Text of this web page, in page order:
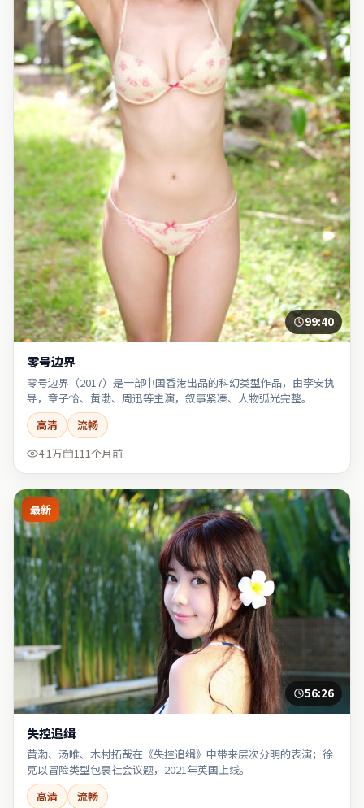
99:40
零号边界
零号边界（2017）是一部中国香港出品的科幻类型作品，由李安执
导，章子怡、黄渤、周迅等主演，叙事紧凑、人物弧光完整。
高清
流畅
4.1万
111个月前
最新
56:26
失控追缉
黄渤、汤唯、木村拓哉在《失控追缉》中带来层次分明的表演；徐
克以冒险类型包裹社会议题，2021年英国上线。
高清
流畅